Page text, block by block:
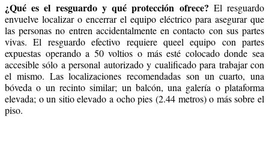
¿Qué es el resguardo y qué protección ofrece? El resguardo
envuelve localizar o encerrar el equipo eléctrico para asegurar que
las personas no entren accidentalmente en contacto con sus partes
vivas. El resguardo efectivo requiere queel equipo con partes
expuestas operando a 50 voltios o más esté colocado donde sea
accesible sólo a personal autorizado y cualificado para trabajar con
el mismo. Las localizaciones recomendadas son un cuarto, una
bóveda o un recinto similar; un balcón, una galería o plataforma
elevada; o un sitio elevado a ocho pies (2.44 metros) o más sobre el
piso.